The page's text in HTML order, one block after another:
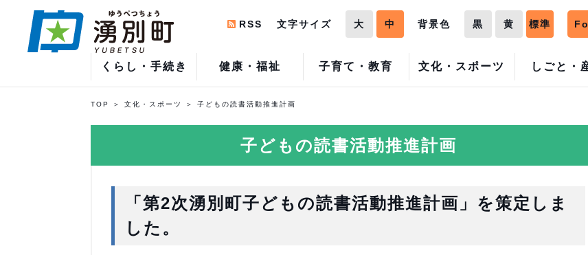
くらし・手続き 健康・福祉 子育て・教育 文化・スポーツ しごと・
RSS 文字サイズ 大 中 背景色 黒 黄 標準
TOP 文化・スポーツ 子どもの読書活動推進計画
子どもの読書活動推進計画
「第2次湧別町子どもの読書活動推進計画」を策定しま
した。